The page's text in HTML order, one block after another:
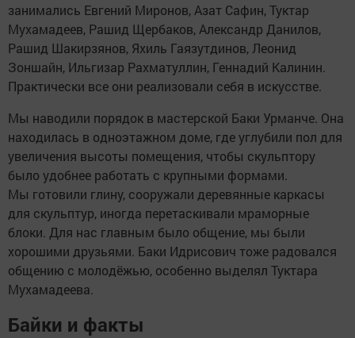
занимались Евгений Миронов, Азат Сафин, Туктар
Мухамадеев, Рашид Щербаков, Александр Данилов,
Рашид Шакирзянов, Яхиль Гаязутдинов, Леонид
Зоншайн, Ильгизар Рахматуллин, Геннадий Калинин.
Практически все они реализовали себя в искусстве.
Мы наводили порядок в мастерской Баки Урманче. Она
находилась в одноэтажном доме, где углубили пол для
увеличения высоты помещения, чтобы скульптору
было удобнее работать с крупными формами.
Мы готовили глину, сооружали деревянные каркасы
для скульптур, иногда перетаскивали мраморные
блоки. Для нас главным было общение, мы были
хорошими друзьями. Баки Идрисович тоже радовался
общению с молодёжью, особенно выделял Туктара
Мухамадеева.
Байки и факты